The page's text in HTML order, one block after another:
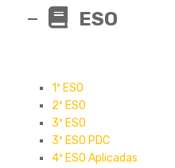
ESO
1º ESO
2º ESO
3º ESO
3º ESO PDC
4º ESO Aplicadas